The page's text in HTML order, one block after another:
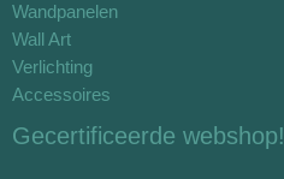
Wandpanelen
Wall Art
Verlichting
Accessoires
Gecertificeerde webshop!